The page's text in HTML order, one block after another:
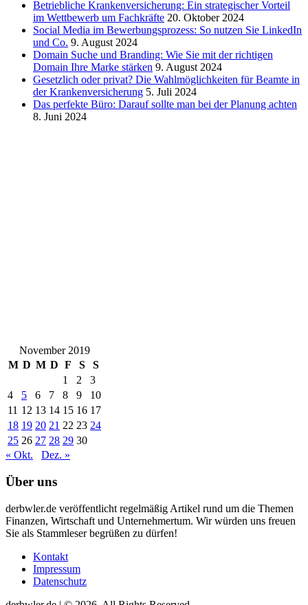
Betriebliche Krankenversicherung: Ein strategischer Vorteil
im Wettbewerb um Fachkräfte 20. Oktober 2024
Social Media im Bewerbungsprozess: So nutzen Sie LinkedIn
und Co. 9. August 2024
Domain Suche und Branding: Wie Sie mit der richtigen
Domain Ihre Marke stärken 9. August 2024
Gesetzlich oder privat? Die Wahlmöglichkeiten für Beamte in
der Krankenversicherung 5. Juli 2024
Das perfekte Büro: Darauf sollte man bei der Planung achten
8. Juni 2024
November 2019
M D M D F S
S
1
2
3
4
5 6 7 8 9
10
11 12 13 14 15 16 17
18 19 20 21 22 23 24
25 26 27 28 29 30
« Okt.
Dez. »
Über uns
derbwler.de veröffentlicht regelmäßig Artikel rund um die Themen
Finanzen, Wirtschaft und Unternehmertum. Wir würden uns freuen
Sie als Stammleser begrüßen zu dürfen!
Kontakt
Impressum
Datenschutz